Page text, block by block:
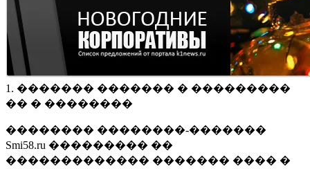
1. ������� ������� � ���������
�� � ��������
�������� ��������-�������
Smi58.ru ��������� ��
������������� ������� ���� �